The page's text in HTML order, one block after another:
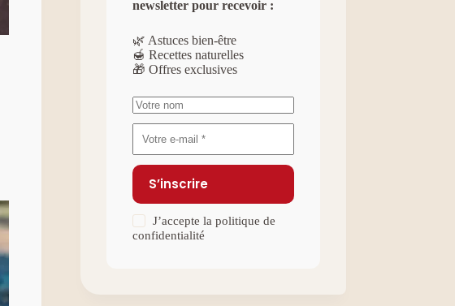
newsletter pour recevoir :
🌿 Astuces bien-être
🍯 Recettes naturelles
🎁 Offres exclusives
S’inscrire
J’accepte lapolitique de
confidentialité